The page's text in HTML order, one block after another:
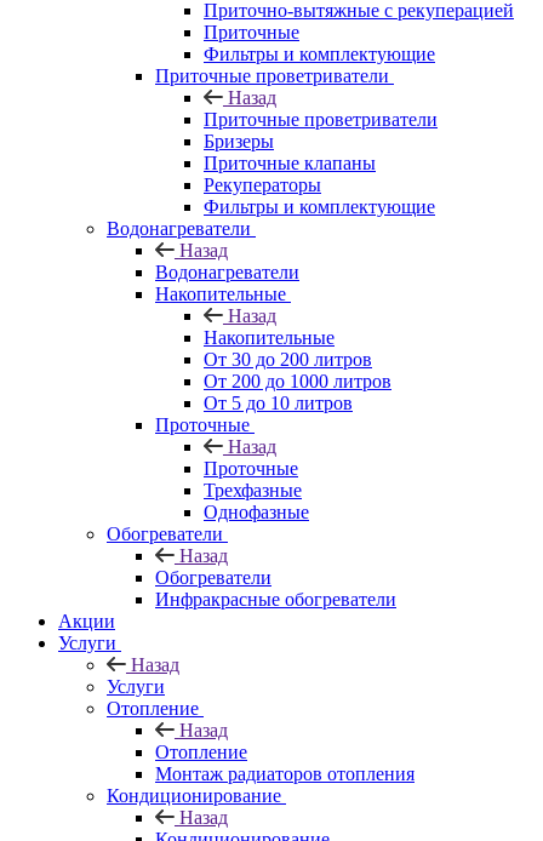
Приточно-вытяжные с рекуперацией
Приточные
Фильтры и комплектующие
Приточные проветриватели
Назад
Приточные проветриватели
Бризеры
Приточные клапаны
Рекуператоры
Фильтры и комплектующие
Водонагреватели
Назад
Водонагреватели
Накопительные
Назад
Накопительные
От 30 до 200 литров
От 200 до 1000 литров
От 5 до 10 литров
Проточные
Назад
Проточные
Трехфазные
Однофазные
Обогреватели
Назад
Обогреватели
Инфракрасные обогреватели
Акции
Услуги
Назад
Услуги
Отопление
Назад
Отопление
Монтаж радиаторов отопления
Кондиционирование
Назад